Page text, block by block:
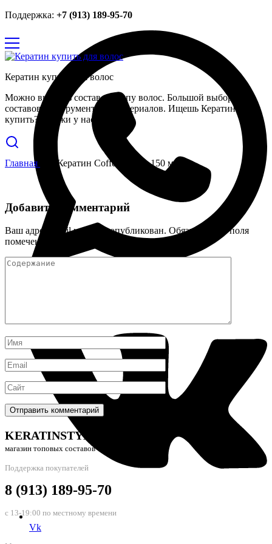
Поддержка: +7 (913) 189-95-70
Vk
Кератин купить для волос
Можно выбрать состав по типу волос. Большой выбор
составов, инструментов и материалов. Ищешь Кератин
купить? Закажи у нас.
Главная Кератин Coffee Smash 150 мл
Добавить комментарий
Ваш адрес email не будет опубликован. Обязательные поля
помечены
KERATINSTYLE24
магазин топовых составов
Поддержка покупателей
8 (913) 189-95-70
с 13-19:00 по местному времени